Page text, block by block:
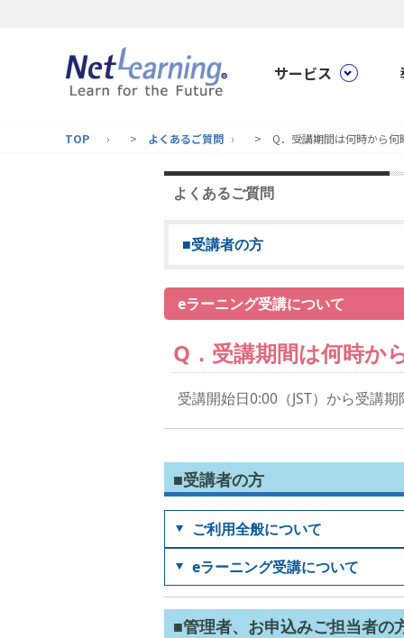
サービス
TOP > よくあるご質問 > Q．受講期間は何時から何
よくあるご質問
■受講者の方
eラーニング受講について
Q．受講期間は何時か
受講開始日0:00（JST）から受講
■受講者の方
ご利用全般について
eラーニング受講について
■管理者、お申込みご担当者の